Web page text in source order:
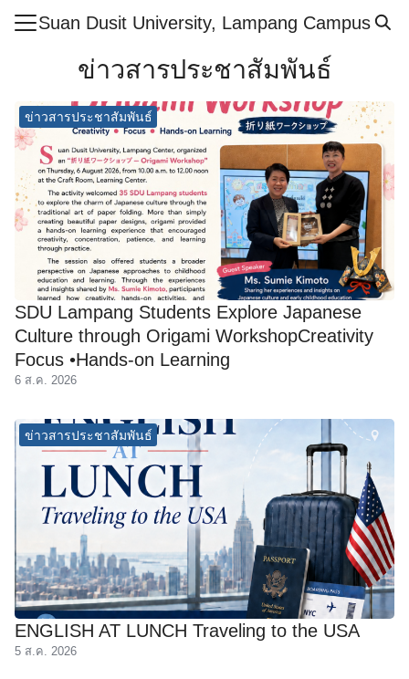
Suan Dusit University, Lampang Campus
ศูนย์ฯ
ร
รและกิจกรรม
า
รียนรู้ออนไลน์
กษาปลอดภัย
รา
รนักศึกษา
ข่าวสารประชาสัมพันธ์
ข่าวสารประชาสัมพันธ์
SDU Lampang Students Explore Japanese
Culture through Origami WorkshopCreativity
Focus •Hands-on Learning
6 ส.ค. 2026
ข่าวสารประชาสัมพันธ์
ENGLISH AT LUNCH Traveling to the USA
5 ส.ค. 2026